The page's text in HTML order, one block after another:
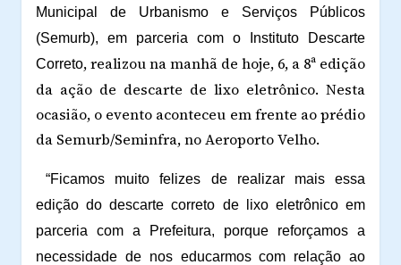
Municipal de Urbanismo e Serviços Públicos
(Semurb), em parceria com o Instituto Descarte
Correto, realizou na manhã de hoje, 6, a 8ª edição
da ação de descarte de lixo eletrônico. Nesta
ocasião, o evento aconteceu em frente ao prédio
da Semurb/Seminfra, no Aeroporto Velho.
“Ficamos muito felizes de realizar mais essa
edição do descarte correto de lixo eletrônico em
parceria com a Prefeitura, porque reforçamos a
necessidade de nos educarmos com relação ao